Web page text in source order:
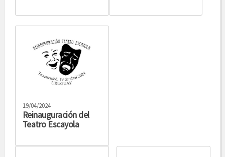
19/04/2024
Reinauguración del
Teatro Escayola